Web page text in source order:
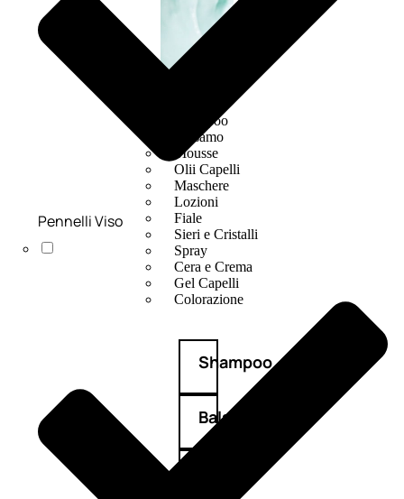
Shampoo
Balsamo
Mousse
Olii Capelli
Maschere
Lozioni
Fiale
Sieri e Cristalli
Spray
Cera e Crema
Gel Capelli
Colorazione
Shampoo
Balsamo
Pennelli Viso